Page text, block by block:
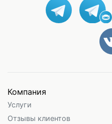
Компания
Услуги
Отзывы клиентов